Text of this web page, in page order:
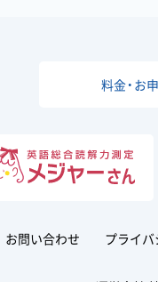
料金・お
お問い合わせ プライ